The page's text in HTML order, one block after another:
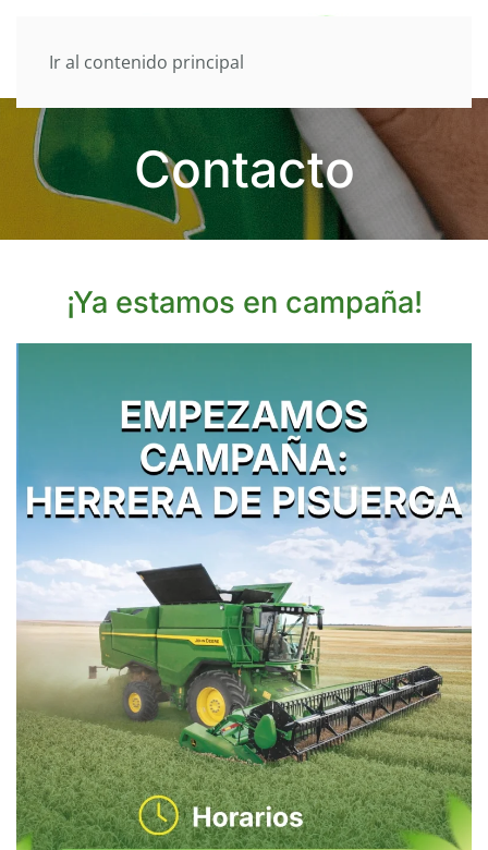
Ir al contenido principal
Contacto
¡Ya estamos en campaña!